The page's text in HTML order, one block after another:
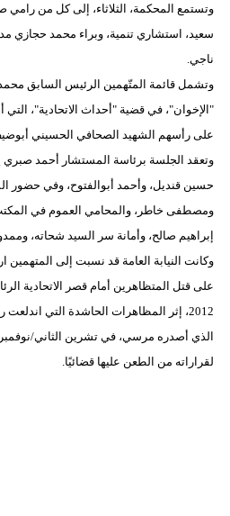
وتستمع المحكمة، الثلاثاء، إلى كل من
سعيد، استشاري تنمية، وبراء محمد
ناجي.
وتشمل قائمة المتّهمين الرئيس السابق
على رأسهم الشهيد الصحافي الحسيني
وتعقد الجلسة برئاسة المستشار أحمد
حسين قنديل، وأحمد أبوالفتوح، وفي حضور
ومصطفى خاطر، والمحامي العموم في المكتب
إبراهيم صالح، وأمانة سر السيد شحاته،
وكانت النيابة العامة قد نسبت إلى المتهمين
على قتل المتظاهرين أمام قصر الاتحادية
2012، إثر المظاهرات الحاشدة التي
لقراراته من الطعن عليها قضائيًا.